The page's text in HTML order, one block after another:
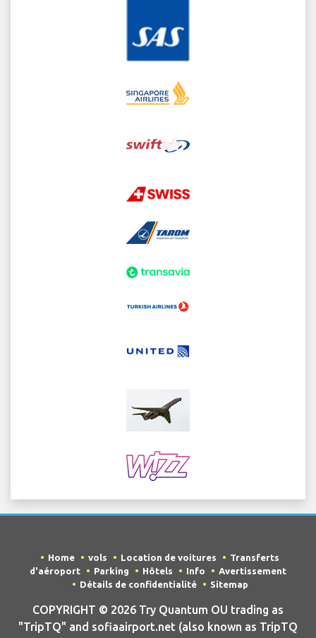
Home vols Location de voitures
Transferts
d'aéroport
Parking Hôtels Info
Avertissement
Détails de confidentialité
Sitemap
COPYRIGHT © 2026 Try Quantum OU trading as
"TripTQ" and sofiaairport.net (also known as TripTQ